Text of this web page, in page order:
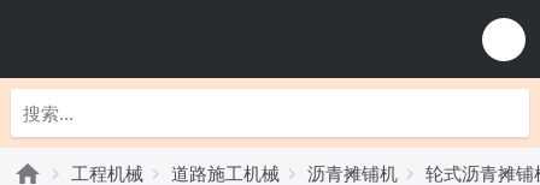
工程机械 道路施工机械 沥青摊铺机 轮式沥青摊铺